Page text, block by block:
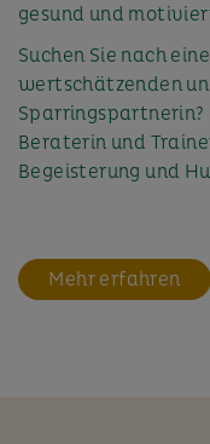
gesund und
Suchen Sie nach
wertschätzenden
Sparringspartnerin?
Beraterin und
Begeisterung und
Mehr erfahren